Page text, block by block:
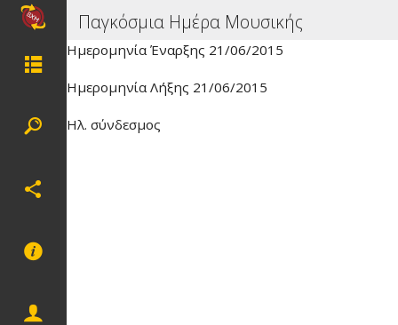
Παγκόσμια Ημέρα Μουσικής
Ημερομηνία Έναρξης 21/06/2015
Ημερομηνία Λήξης 21/06/2015
Ηλ. σύνδεσμος